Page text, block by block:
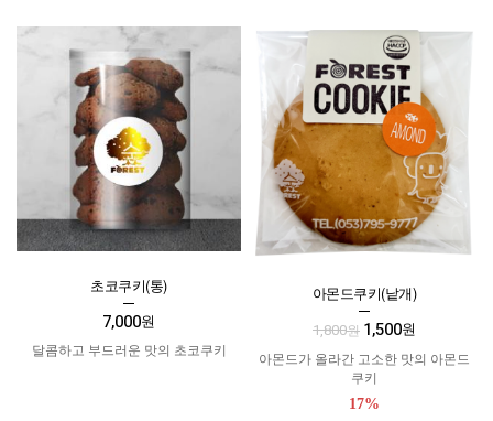
초코쿠키(통)
7,000원
달콤하고 부드러운 맛의 초코쿠키
아몬드쿠키(낱개)
1,800원 1,500원
아몬드가 올라간 고소한 맛의 아몬드
쿠키
17%